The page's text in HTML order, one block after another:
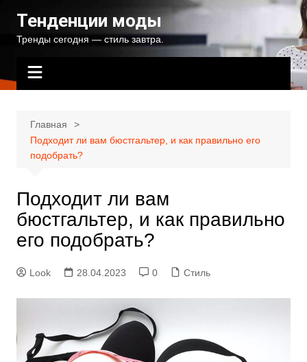
содержимому
Тенденции моды
Тренды сегодня — стиль завтра.
Главная
Подходит ли вам бюстгальтер, и как правильно его
подобрать?
Подходит ли вам
бюстгальтер, и как правильно
его подобрать?
Look 28.04.2023 0 Стиль